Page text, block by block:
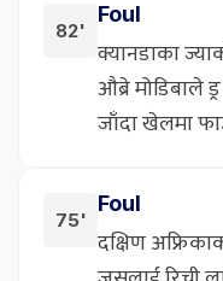
82'
Foul
क्यानडाका
औब्रे मोडिबाले
जाँदा खेलमा
75'
Foul
दक्षिण